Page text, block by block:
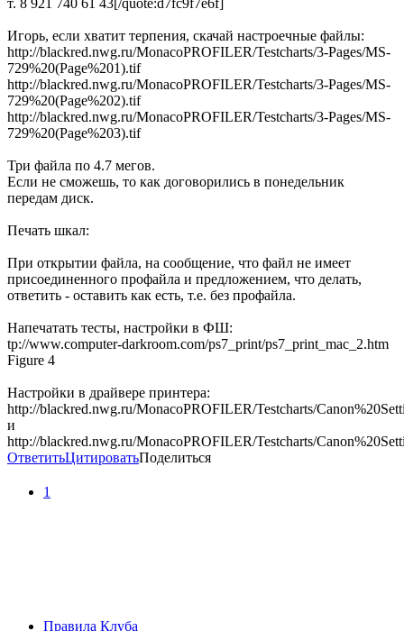
т. 8 921 740 61 43[/quote:d7fc9f7e6f]
Игорь, если хватит терпения, скачай настроечные файлы:
http://blackred.nwg.ru/MonacoPROFILER/Testcharts/3-Pages/MS-
729%20(Page%201).tif
http://blackred.nwg.ru/MonacoPROFILER/Testcharts/3-Pages/MS-
729%20(Page%202).tif
http://blackred.nwg.ru/MonacoPROFILER/Testcharts/3-Pages/MS-
729%20(Page%203).tif
Три файла по 4.7 мегов.
Если не сможешь, то как договорились в понедельник
передам диск.
Печать шкал:
При открытии файла, на сообщение, что файл не имеет
присоединенного профайла и предложением, что делать,
ответить - оставить как есть, т.е. без профайла.
Напечатать тесты, настройки в ФШ:
tp://www.computer-darkroom.com/ps7_print/ps7_print_mac_2.htm
Figure 4
Настройки в драйвере принтера:
http://blackred.nwg.ru/MonacoPROFILER/Testcharts/
и
http://blackred.nwg.ru/MonacoPROFILER/Testcharts/
ОтветитьЦитироватьПоделиться
1
Правила Клуба